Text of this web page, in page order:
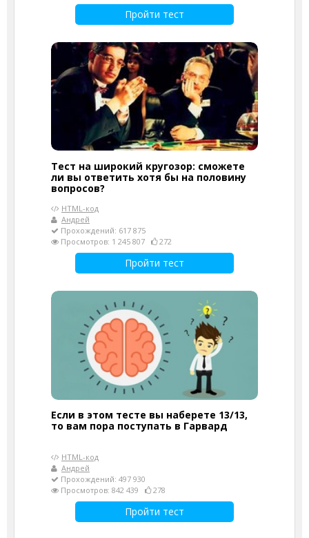
Пройти тест
Тест на широкий кругозор: сможете
ли вы ответить хотя бы на половину
вопросов?
HTML-код
Андрей
Прохождений: 617 875
Просмотров: 1 245 807
272
Пройти тест
Если в этом тесте вы наберете 13/13,
то вам пора поступать в Гарвард
HTML-код
Андрей
Прохождений: 497 930
Просмотров: 842 439
278
Пройти тест